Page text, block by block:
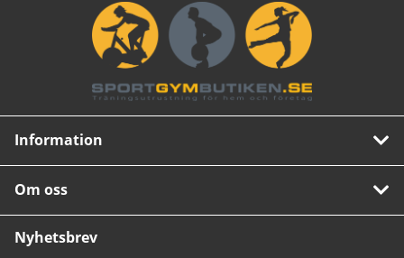
Information
Om oss
Nyhetsbrev